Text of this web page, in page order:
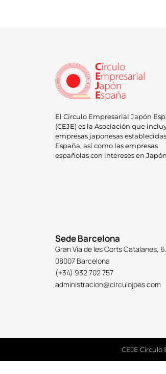
El Círculo Empresarial Japón
(CEJE) es la Asociación que
empresas japonesas
España, así como las empresas
españolas con intereses en Japón
Sede Barcelona
Gran Vía de les Corts Catalanes,
08007 Barcelona
(+34) 932 702 757
administracion@circulojpes.com
CEJE